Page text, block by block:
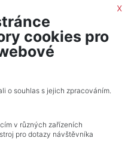
r. o.
13000, Praha 3
x
cookies pro
o souhlas s jejich zpracováním.
v různých zařízeních
pro dotazy návštěvníka